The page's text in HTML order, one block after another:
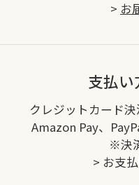
> お
支払い
クレジットカード決
Amazon Pay、
※決
> お支